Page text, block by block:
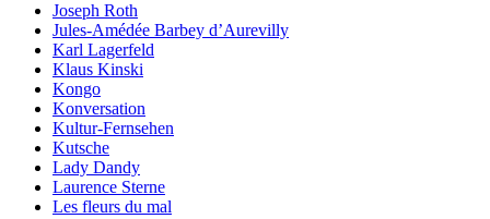
Joseph Roth
Jules-Amédée Barbey d’Aurevilly
Karl Lagerfeld
Klaus Kinski
Kongo
Konversation
Kultur-Fernsehen
Kutsche
Lady Dandy
Laurence Sterne
Les fleurs du mal